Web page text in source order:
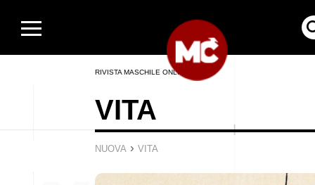
RIVISTA MASCHILE ONLINE
VITA
NUOVA › VITA